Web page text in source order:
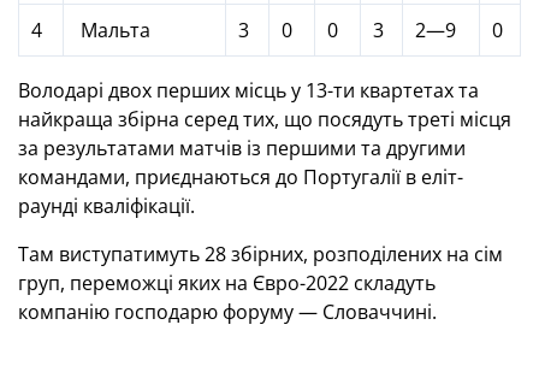
4
Мальта 3 0 0 3 2—9 0
Володарі двох перших місць у 13-ти квартетах та
найкраща збірна серед тих, що посядуть треті місця
за результатами матчів із першими та другими
командами, приєднаються до Португалії в еліт-
раунді кваліфікації.
Там виступатимуть 28 збірних, розподілених на сім
груп, переможці яких на Євро-2022 складуть
компанію господарю форуму — Словаччині.